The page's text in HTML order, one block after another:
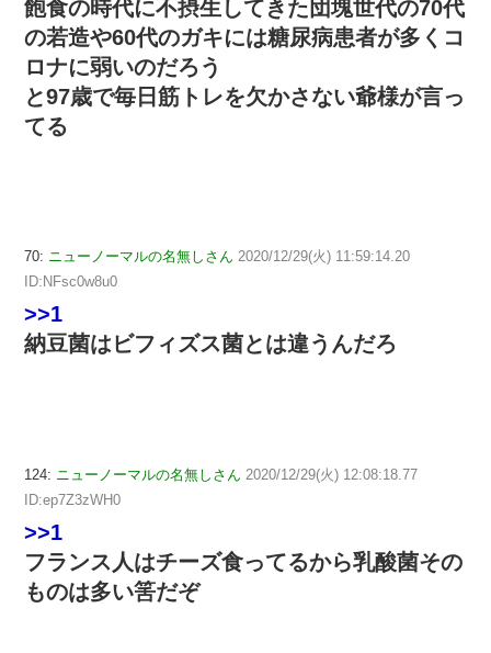
飽食の時代に不摂生してきた団塊世代の70代
の若造や60代のガキには糖尿病患者が多くコ
ロナに弱いのだろう
と97歳で毎日筋トレを欠かさない爺様が言っ
てる
70: ニューノーマルの名無しさん 2020/12/29(火) 11:59:14.20
ID:NFsc0w8u0
>>1
納豆菌はビフィズス菌とは違うんだろ
124: ニューノーマルの名無しさん 2020/12/29(火) 12:08:18.77
ID:ep7Z3zWH0
>>1
フランス人はチーズ食ってるから乳酸菌その
ものは多い筈だぞ